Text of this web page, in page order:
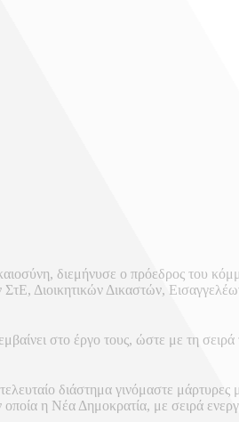
διεμήνυσε ο πρόεδρος του
Διοικητικών Δικαστών,
στο έργο τους, ώστε με τη σειρά
διάστημα γινόμαστε μάρτυρες
η Νέα Δημοκρατία, με σειρά